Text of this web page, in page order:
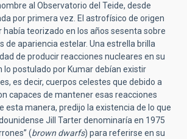
al Observatorio del Teide, desde
por primera vez. El astrofísico de origen
había teorizado en los años sesenta sobre
de apariencia estelar. Una estrella brilla
de producir reacciones nucleares en su
lo postulado por Kumar debían existir
es decir, cuerpos celestes que debido a
capaces de mantener esas reacciones
esta manera, predijo la existencia de lo que
Jill Tarter denominaría en 1975
(brown dwarfs) para referirse en su